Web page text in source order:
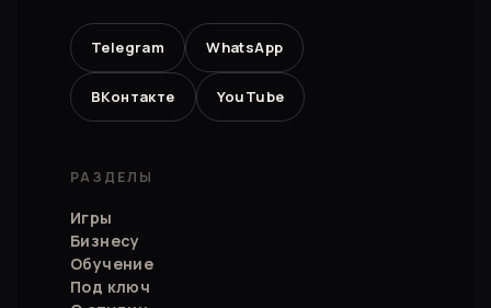
Telegram WhatsApp
ВКонтакте YouTube
РАЗДЕЛЫ
Игры
Бизнесу
Обучение
Под ключ